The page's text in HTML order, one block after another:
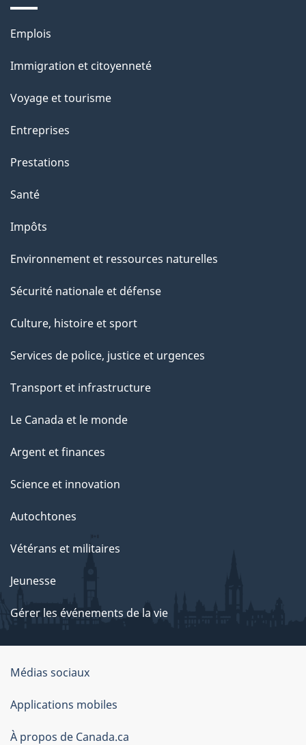
c
e
t
e
a
g
Thèmes
sujets
Emplois
Immigration et citoyenneté
Voyage et tourisme
Entreprises
Prestations
Santé
Impôts
Environnement et ressources naturelles
Sécurité nationale et défense
Culture, histoire et sport
Services de police, justice et urgences
Transport et infrastructure
Le Canada et le monde
Argent et finances
Science et innovation
Autochtones
Vétérans et militaires
Jeunesse
Gérer les événements de la vie
Organisation
du
gouvernement
du
Médias sociaux
Applications mobiles
À propos de Canada.ca